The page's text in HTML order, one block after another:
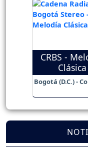
CRBS -
Clásica
Bogotá (D.C.) -